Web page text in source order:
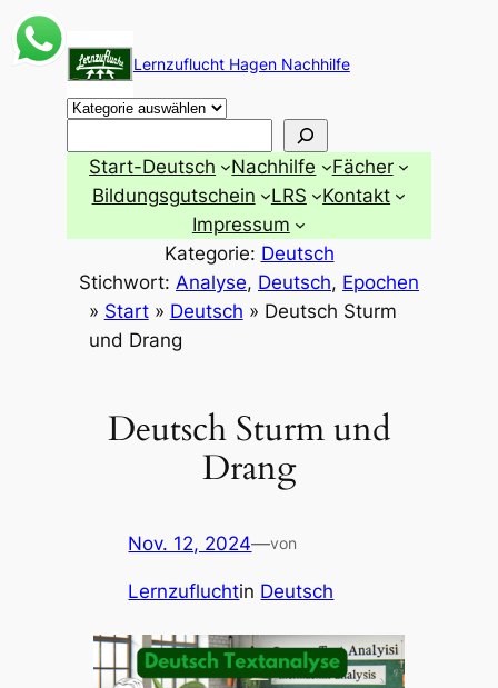
Zum
Inhalt
springen
Lernzuflucht Hagen Nachhilfe
Start-Deutsch Nachhilfe
Fächer
Bildungsgutschein
LRS
Kontakt
Impressum
Kategorie: Deutsch
Stichwort: Analyse, Deutsch, Epochen
» Start» Deutsch » Deutsch Sturm
und Drang
Deutsch Sturm und
Drang
Nov. 12, 2024—von
Lernzufluchtin Deutsch